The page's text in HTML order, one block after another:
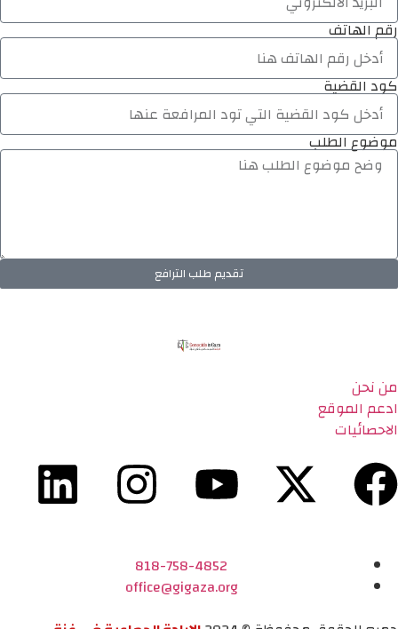
رقم الهاتف
كود القضية
موضوع الطلب
تقديم طلب الترافع
من نحن
ادعم الموقع
الاحصائيات
818-758-4852
office@gigaza.org